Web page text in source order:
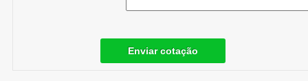
Enviar cotação